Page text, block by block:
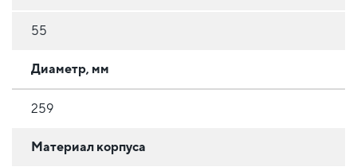
55
Диаметр, мм
259
Материал корпуса